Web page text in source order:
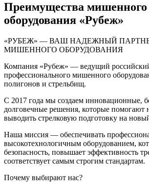
Преимущества мишенного
оборудования «Рубеж»
«РУБЕЖ» — ВАШ НАДЕЖНЫЙ
МИШЕННОГО ОБОРУДОВАНИЯ
Компания «Рубеж» — ведущий
профессионального мишенного
полигонов и стрельбищ.
С 2017 года мы создаем инновационные,
долговечные решения, которые
выводить стрелковую подготовку на
Наша миссия — обеспечивать
высокотехнологичным оборудованием,
безопасность, повышает эффективность
соответствует самым строгим стандартам.
Почему выбирают нас?